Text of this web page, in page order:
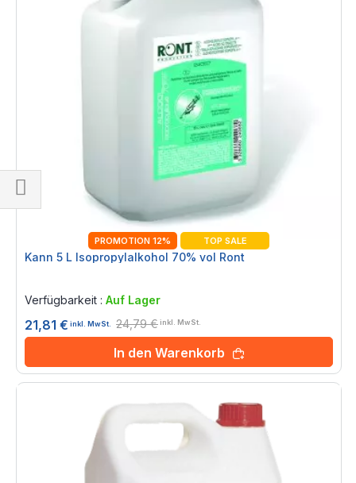
PROMOTION 12% TOP SALE
Kann 5 L Isopropylalkohol 70% vol Ront
Verfügbarkeit : Auf Lager
21,81 € inkl. MwSt. 24,79 €inkl. MwSt.
In den Warenkorb
Einkaufsoptionen